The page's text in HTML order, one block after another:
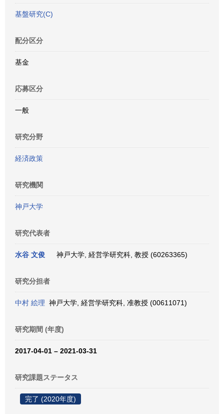
基盤研究(C)
配分区分
基金
応募区分
一般
研究分野
経済政策
研究機関
神戸大学
研究代表者
水谷 文俊 神戸大学, 経営学研究科, 教授 (60263365)
研究分担者
中村 絵理 神戸大学, 経営学研究科, 准教授 (00611071)
研究期間 (年度)
2017-04-01 – 2021-03-31
研究課題ステータス
完了 (2020年度)